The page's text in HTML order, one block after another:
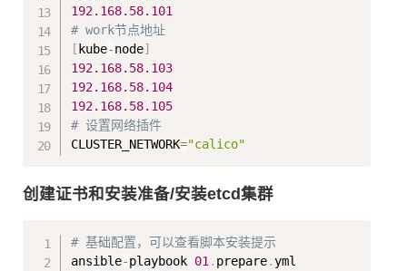
192.168.58.101
# work节点地址
[ kube-node]
192.168.58.103
192.168.58.104
192.168.58.105
# 设置网络插件
CLUSTER_NETWORK="calico"
创建证书和安装准备/安装etcd集群
# 基础配置，可以查看脚本安装提示
ansible-playbook 01 . prepare.